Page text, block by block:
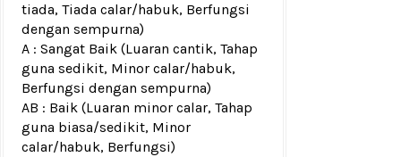
tiada, Tiada calar/habuk, Berfungsi
dengan sempurna)
A : Sangat Baik (Luaran cantik, Tahap
guna sedikit, Minor calar/habuk,
Berfungsi dengan sempurna)
AB : Baik (Luaran minor calar, Tahap
guna biasa/sedikit, Minor
calar/habuk, Berfungsi)